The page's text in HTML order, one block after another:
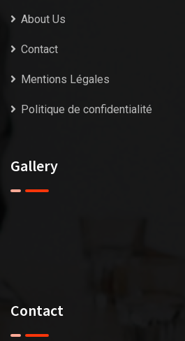
About Us
Contact
Mentions Légales
Politique de confidentialité
Gallery
Contact